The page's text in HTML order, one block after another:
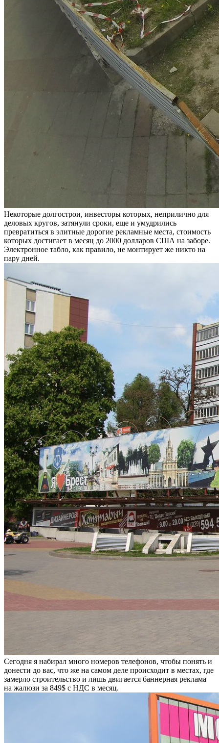
Некоторые долгострои, инвесторы которых, неприлично для
деловых кругов, затянули сроки, еще и умудрились
превратиться в элитные дорогие рекламные места, стоимость
которых достигает в месяц до 2000 долларов США на заборе.
Электронное табло, как правило, не монтирует же никто на
пару дней.
Сегодня я набирал много номеров телефонов, чтобы понять и
донести до вас, что же на самом деле происходит в местах, где
замерло строительство и лишь двигается баннерная реклама
на жалюзи за 849$ с НДС в месяц.